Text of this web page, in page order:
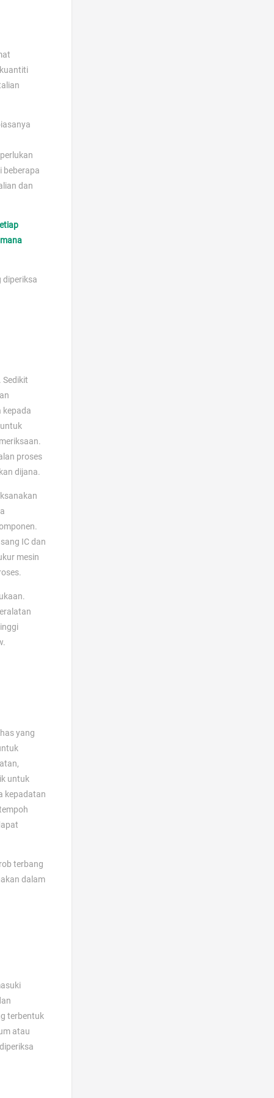
beberapa
dan
diperiksa
Sedikit
kepada
proses
dijana.
IC dan
mesin
yang
untuk
kepadatan
terbang
dalam
terbentuk
atau